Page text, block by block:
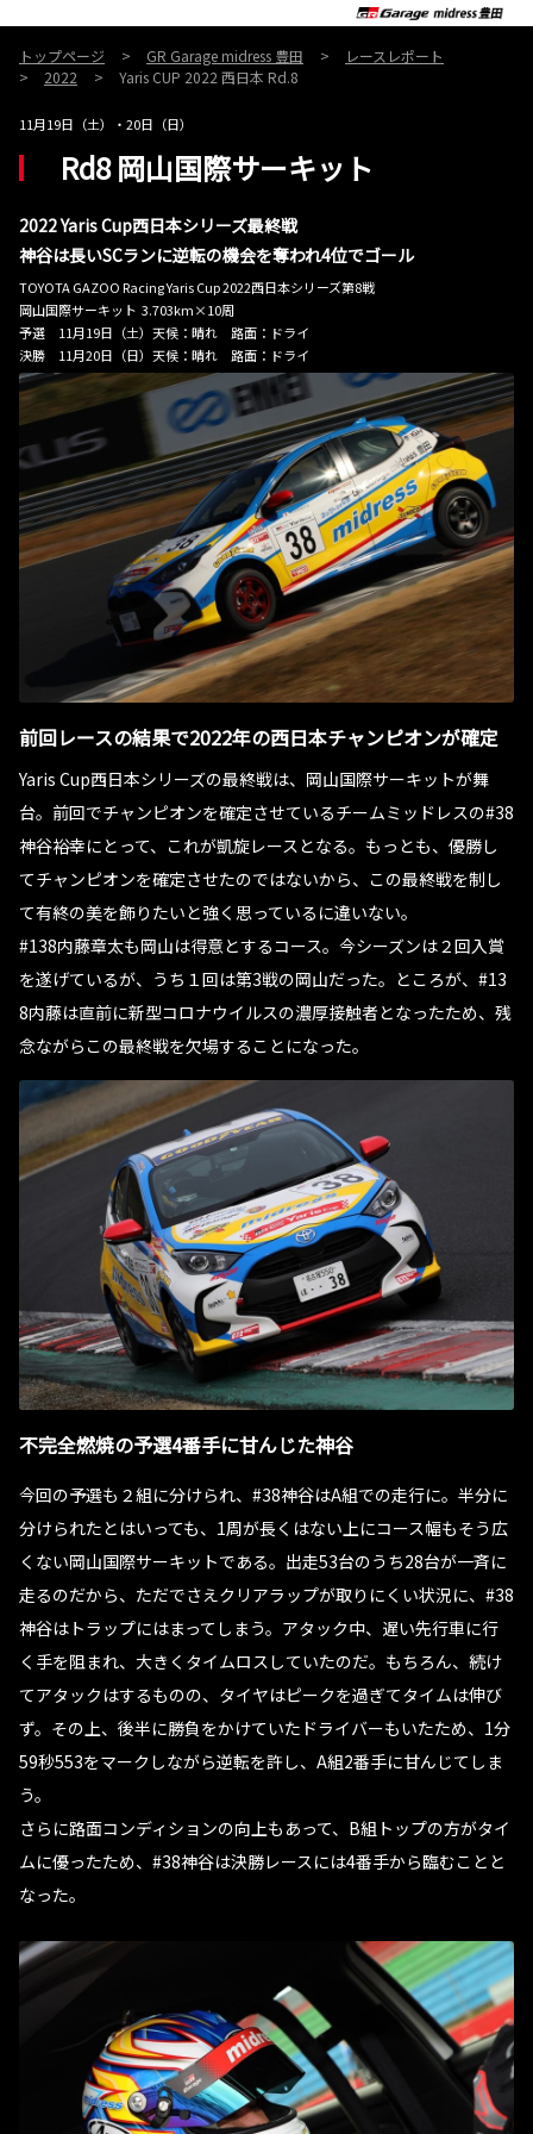
トップページ GR Garage midress 豊田
レースレポート
2022
Yaris CUP 2022 西日本 Rd.8
11月19日（土）・20日（日）
Rd8 岡山国際サーキット
2022 Yaris Cup西日本シリーズ最終戦
神谷は長いSCランに逆転の機会を奪われ4位でゴール
TOYOTA GAZOO Racing Yaris Cup 2022西日本シリーズ第8戦
岡山国際サーキット 3.703km×10周
予選 11月19日（土）天候：晴れ 路面：ドライ
決勝 11月20日（日）天候：晴れ 路面：ドライ
前回レースの結果で2022年の西日本チャンピオンが確定
Yaris Cup西日本シリーズの最終戦は、岡山国際サーキットが舞
台。前回でチャンピオンを確定させているチームミッドレスの#38
神谷裕幸にとって、これが凱旋レースとなる。もっとも、優勝し
てチャンピオンを確定させたのではないから、この最終戦を制し
て有終の美を飾りたいと強く思っているに違いない。
#138内藤章太も岡山は得意とするコース。今シーズンは２回入賞
を遂げているが、うち１回は第3戦の岡山だった。ところが、#13
8内藤は直前に新型コロナウイルスの濃厚接触者となったため、残
念ながらこの最終戦を欠場することになった。
不完全燃焼の予選4番手に甘んじた神谷
今回の予選も２組に分けられ、#38神谷はA組での走行に。半分に
分けられたとはいっても、1周が長くはない上にコース幅もそう広
くない岡山国際サーキットである。出走53台のうち28台が一斉に
走るのだから、ただでさえクリアラップが取りにくい状況に、#38
神谷はトラップにはまってしまう。アタック中、遅い先行車に行
く手を阻まれ、大きくタイムロスしていたのだ。もちろん、続け
てアタックはするものの、タイヤはピークを過ぎてタイムは伸び
ず。その上、後半に勝負をかけていたドライバーもいたため、1分
59秒553をマークしながら逆転を許し、A組2番手に甘んじてしま
う。
さらに路面コンディションの向上もあって、B組トップの方がタイ
ムに優ったため、#38神谷は決勝レースには4番手から臨むことと
なった。